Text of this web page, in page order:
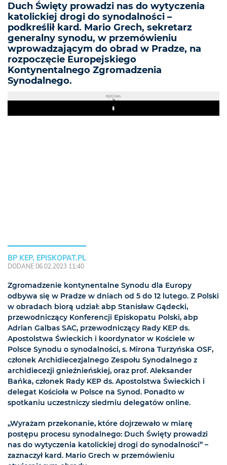
Duch Święty prowadzi nas do wytyczenia
katolickiej drogi do synodalności –
podkreślił kard. Mario Grech, sekretarz
generalny synodu, w przemówieniu
wprowadzającym do obrad w Pradze, na
rozpoczęcie Europejskiego
Kontynentalnego Zgromadzenia
Synodalnego.
REKLAMA
Play
BP KEP, EPISKOPAT.PL
DODANE 06.02.2023 11:40
Zgromadzenie kontynentalne Synodu dla Europy
odbywa się w Pradze w dniach od 5 do 12 lutego. Z Polski
w obradach biorą udział: abp Stanisław Gądecki,
przewodniczący Konferencji Episkopatu Polski, abp
Adrian Galbas SAC, przewodniczący Rady KEP ds.
Apostolstwa Świeckich i koordynator w Kościele w
Polsce Synodu o synodalności, s. Mirona Turzyńska OSF,
członek Archidiecezjalnego Zespołu Synodalnego z
archidiecezji gnieźnieńskiej, oraz prof. Aleksander
Bańka, członek Rady KEP ds. Apostolstwa Świeckich i
delegat Kościoła w Polsce na Synod. Ponadto w
spotkaniu uczestniczy siedmiu delegatów online.
„Wyrażam przekonanie, które dojrzewało w miarę
postępu procesu synodalnego: Duch Święty prowadzi
nas do wytyczenia katolickiej drogi do synodalności” –
zaznaczył kard. Mario Grech w przemówieniu